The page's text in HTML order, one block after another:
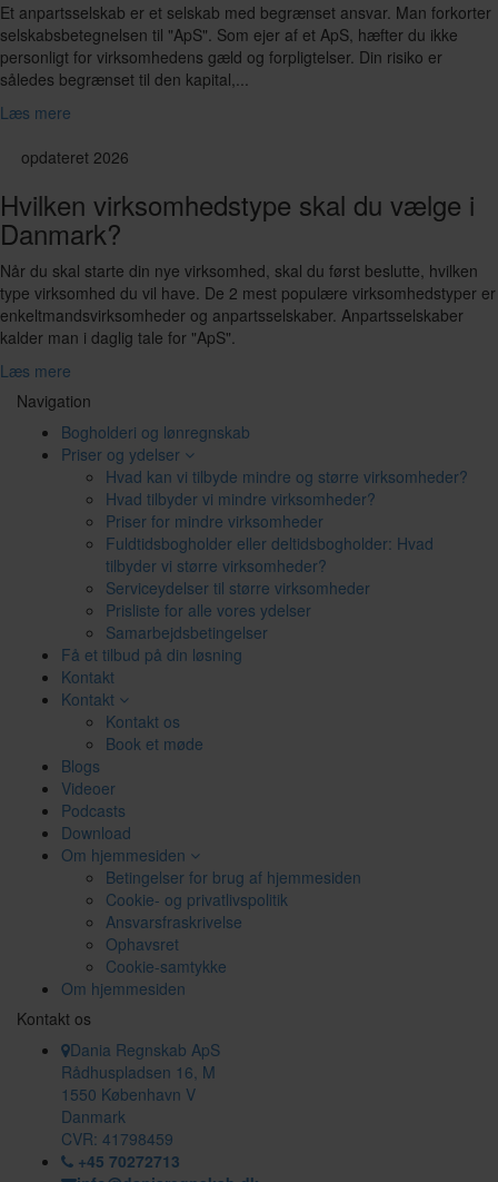
Et anpartsselskab er et selskab med begrænset ansvar. Man forkorter
selskabsbetegnelsen til "ApS". Som ejer af et ApS, hæfter du ikke
personligt for virksomhedens gæld og forpligtelser. Din risiko er
således begrænset til den kapital,...
Læs mere
opdateret 2026
Hvilken virksomhedstype skal du vælge i
Danmark?
Når du skal starte din nye virksomhed, skal du først beslutte, hvilken
type virksomhed du vil have. De 2 mest populære virksomhedstyper er
enkeltmandsvirksomheder og anpartsselskaber. Anpartsselskaber
kalder man i daglig tale for "ApS".
Læs mere
Navigation
Bogholderi og lønregnskab
Priser og ydelser
Hvad kan vi tilbyde mindre og større virksomheder?
Hvad tilbyder vi mindre virksomheder?
Priser for mindre virksomheder
Fuldtidsbogholder eller deltidsbogholder: Hvad
tilbyder vi større virksomheder?
Serviceydelser til større virksomheder
Prisliste for alle vores ydelser
Samarbejdsbetingelser
Få et tilbud på din løsning
Kontakt
Kontakt
Kontakt os
Book et møde
Blogs
Videoer
Podcasts
Download
Om hjemmesiden
Betingelser for brug af hjemmesiden
Cookie- og privatlivspolitik
Ansvarsfraskrivelse
Ophavsret
Cookie-samtykke
Om hjemmesiden
Kontakt os
Dania Regnskab ApS
Rådhuspladsen 16, M
1550 København V
Danmark
CVR: 41798459
+45 70272713